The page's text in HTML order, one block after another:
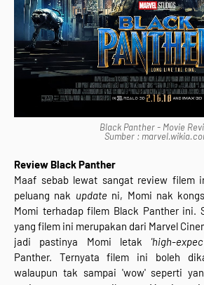
Black Panther - Movie
Sumber :
Review Black Panther
Maaf sebab lewat sangat review filem
peluang nak updateni, Momi nak
Momi terhadap filem Black Panther ini.
yang filem ini merupakan dari Marvel
jadi pastinya Momi letak 'high-
Panther. Ternyata filem ini boleh
walaupun tak sampai 'wow' seperti